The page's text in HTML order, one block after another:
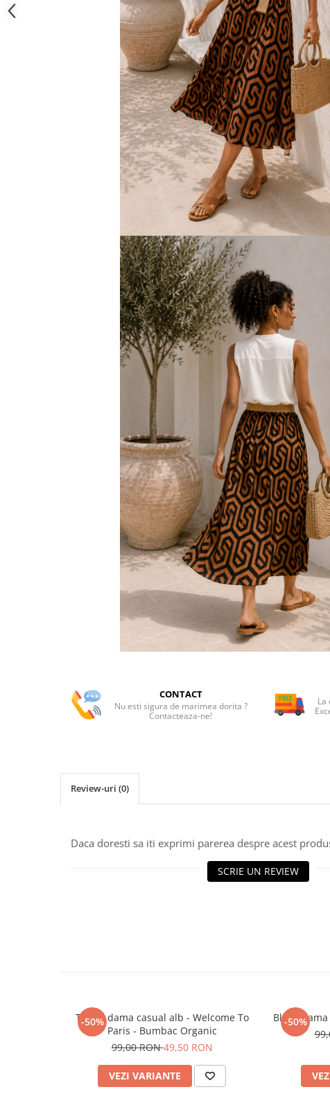
CONTACT
Nu esti sigura de marimea dorita ?
Contacteaza-ne!
La
Review-uri (0)
Daca doresti sa iti exprimi parerea despre acest
SCRIE UN REVIEW
-50%
Tricou dama casual alb - Welcome To
Paris - Bumbac Organic
99,00 RON49,50 RON
VEZI VARIANTE
-50%
Bluza